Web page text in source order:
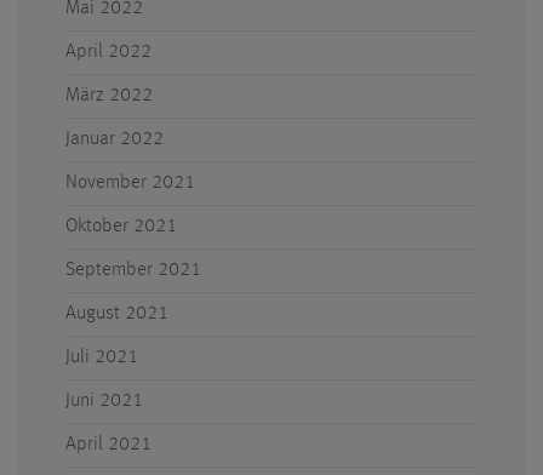
Mai 2022
April 2022
März 2022
Januar 2022
November 2021
Oktober 2021
September 2021
August 2021
Juli 2021
Juni 2021
April 2021